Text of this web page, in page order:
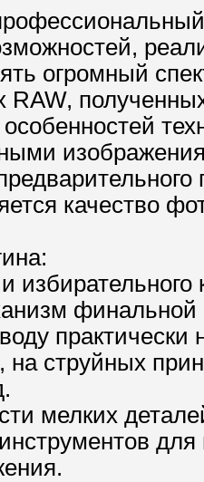
огромный
RAW,
особенностей
качество
избирательного
финальной
на струйных
мелких